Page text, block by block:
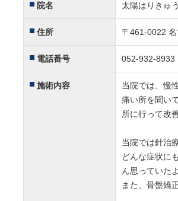
院名 太陽はりきゅ
住所 〒461-0022
電話番号 052-932-8933
施術内容
当院では、慢
痛い所を聞い
所に行って改
当院では針治
どんな症状に
ん思っていた
また、骨盤矯